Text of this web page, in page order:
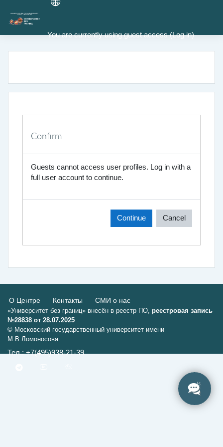
You are currently using guest access (Log in)
Skip to main content
Confirm
Guests cannot access user profiles. Log in with a
full user account to continue.
Continue Cancel
О Центре Контакты СМИ о нас
«Университет без границ» внесён в реестр ПО, реестровая запись
№28838 от 28.07.2025
© Московский государственный университет имени
М.В.Ломоносова
Тел.: +7(495)938-21-39